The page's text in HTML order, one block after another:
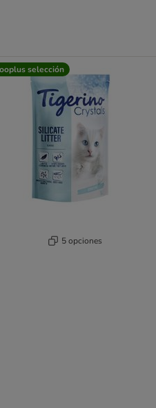
selección
5 opciones